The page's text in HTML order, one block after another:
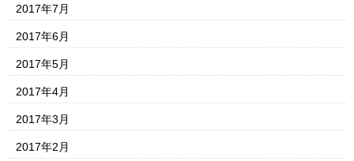
2017年7月
2017年6月
2017年5月
2017年4月
2017年3月
2017年2月